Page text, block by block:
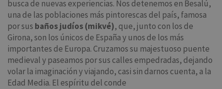
busca de nuevas experiencias. Nos detenemos en Besalú,
una de las poblaciones más pintorescas del país, famosa
por sus baños judíos (mikvé), que, junto con los de
Girona, son los únicos de España y unos de los más
importantes de Europa. Cruzamos su majestuoso puente
medieval y paseamos por sus calles empedradas, dejando
volar la imaginación y viajando, casi sin darnos cuenta, a la
Edad Media. El espíritu del conde